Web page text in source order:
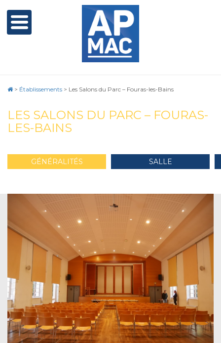
> Établissements > Les Salons du Parc – Fouras-les-Bains
LES SALONS DU PARC – FOURAS-
LES-BAINS
GÉNÉRALITÉS SALLE